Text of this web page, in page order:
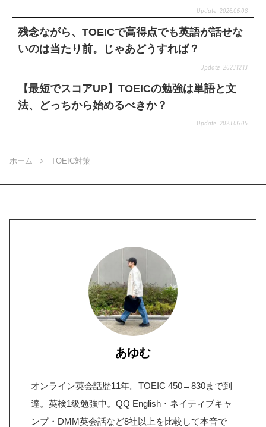
2026.06.08
残念ながら、TOEICで高得点でも英語が話せな
いのは当たり前。じゃあどうすれば？
2023.12.13
【最短でスコアUP】TOEICの勉強は単語と文
法、どっちから始めるべきか？
2023.06.05
ホーム TOEIC対策
あゆむ
オンライン英会話歴11年。TOEIC 450→830まで到
達。英検1級勉強中。QQ English・ネイティブキャ
ンプ・DMM英会話など8社以上を比較して本音で